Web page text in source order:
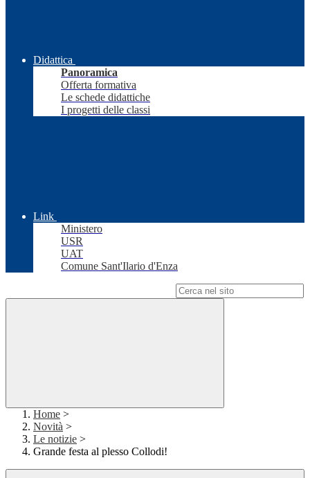
Didattica
Panoramica
Offerta formativa
Le schede didattiche
I progetti delle classi
Link
Ministero
USR
UAT
Comune Sant'Ilario d'Enza
Home >
Novità >
Le notizie >
Grande festa al plesso Collodi!